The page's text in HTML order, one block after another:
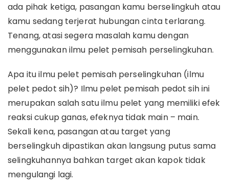
ada pihak ketiga, pasangan kamu berselingkuh atau
kamu sedang terjerat hubungan cinta terlarang.
Tenang, atasi segera masalah kamu dengan
menggunakan ilmu pelet pemisah perselingkuhan.
Apa itu ilmu pelet pemisah perselingkuhan (ilmu
pelet pedot sih)? Ilmu pelet pemisah pedot sih ini
merupakan salah satu ilmu pelet yang memiliki efek
reaksi cukup ganas, efeknya tidak main – main.
Sekali kena, pasangan atau target yang
berselingkuh dipastikan akan langsung putus sama
selingkuhannya bahkan target akan kapok tidak
mengulangi lagi.